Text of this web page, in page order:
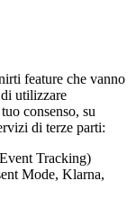
feature che vanno
utilizzare
consenso, su
di terze parti:
Tracking)
Mode, Klarna,